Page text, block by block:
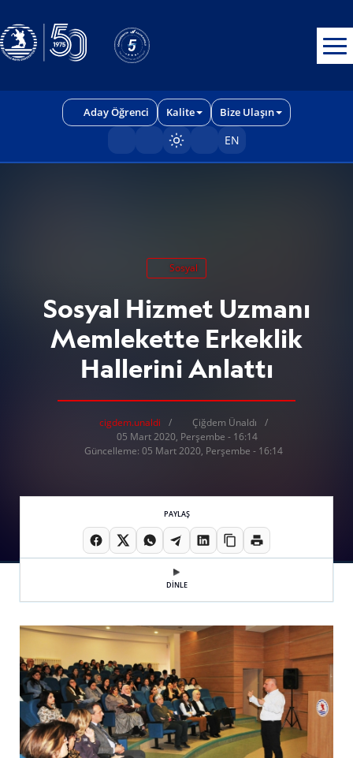
Aday Öğrenci Kalite Bize Ulaşın
Sayfayı karart/aç
EN
Sosyal
Sosyal Hizmet Uzmanı
Memlekette Erkeklik
Hallerini Anlattı
cigdem.unaldi
Çiğdem Ünaldı
05 Mart 2020, Perşembe - 16:14
Güncelleme: 05 Mart 2020, Perşembe - 16:14
PAYLAŞ
DİNLE